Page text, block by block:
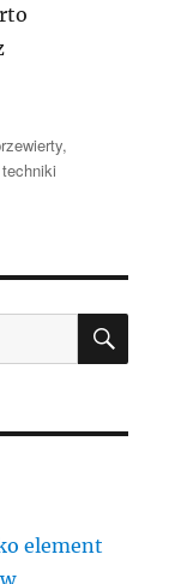
,
techniki
element